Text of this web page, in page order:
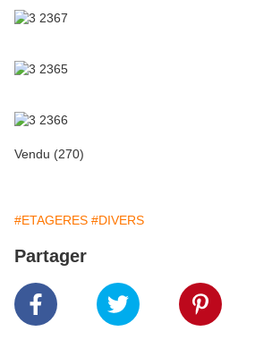
Vendu (270)
#ETAGERES #DIVERS
Partager